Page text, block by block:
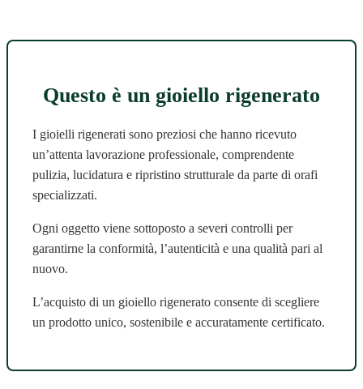
Questo è un gioiello rigenerato
I gioielli rigenerati sono preziosi che hanno ricevuto
un’attenta lavorazione professionale, comprendente
pulizia, lucidatura e ripristino strutturale da parte di orafi
specializzati.
Ogni oggetto viene sottoposto a severi controlli per
garantirne la conformità, l’autenticità e una qualità pari al
nuovo.
L’acquisto di un gioiello rigenerato consente di scegliere
un prodotto unico, sostenibile e accuratamente certificato.